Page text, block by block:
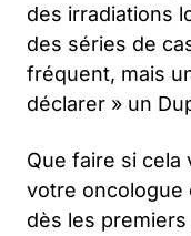
des irradiations
des séries de
fréquent, mais
déclarer » un
Que faire si cela
votre oncologue
dès les